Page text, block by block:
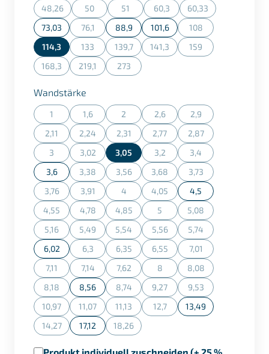
48,26
(Diese Option ist zurzeit nicht verfügbar.)
50
(Diese Option ist zurzeit nicht verfügbar.)
51
(Diese Option ist zurzeit nicht verfügbar.)
60,3
(Diese Option ist zurzeit nicht
60,33
(Diese Option ist
73,03 76,1
(Diese Option ist zurzeit nicht verfügbar.)
88,9 101,6 108
(Diese Option ist
114,3 133
(Diese Option ist zurzeit nicht verfügbar.)
139,7
(Diese Option ist zurzeit nicht verfügbar.)
141,3
(Diese Option ist zurzeit nicht
159
(Diese Option ist
168,3
(Diese Option ist zurzeit nicht verfügbar.)
219,1
(Diese Option ist zurzeit nicht verfügbar.)
273
(Diese Option ist zurzeit nicht verfügbar.)
Wandstärke
1
(Diese Option ist zurzeit nicht verfügbar.)
1,6
(Diese Option ist zurzeit nicht verfügbar.)
2
(Diese Option ist zurzeit nicht verfügbar.)
2,6
(Diese Option ist zurzeit nicht
2,9
(Diese Option ist
2,11
(Diese Option ist zurzeit nicht verfügbar.)
2,24
(Diese Option ist zurzeit nicht verfügbar.)
2,31
(Diese Option ist zurzeit nicht verfügbar.)
2,77
(Diese Option ist zurzeit nicht
2,87
(Diese Option ist
3
(Diese Option ist zurzeit nicht verfügbar.)
3,02
(Diese Option ist zurzeit nicht verfügbar.)
3,05 3,2
(Diese Option ist zurzeit nicht
3,4
(Diese Option ist
3,6 3,38
(Diese Option ist zurzeit nicht verfügbar.)
3,56
(Diese Option ist zurzeit nicht verfügbar.)
3,68
(Diese Option ist zurzeit nicht
3,73
(Diese Option ist
3,76
(Diese Option ist zurzeit nicht verfügbar.)
3,91
(Diese Option ist zurzeit nicht verfügbar.)
4
(Diese Option ist zurzeit nicht verfügbar.)
4,05
(Diese Option ist zurzeit nicht
4,5
4,55
(Diese Option ist zurzeit nicht verfügbar.)
4,78
(Diese Option ist zurzeit nicht verfügbar.)
4,85
(Diese Option ist zurzeit nicht verfügbar.)
5
(Diese Option ist zurzeit nicht
5,08
(Diese Option ist
5,16
(Diese Option ist zurzeit nicht verfügbar.)
5,49
(Diese Option ist zurzeit nicht verfügbar.)
5,54
(Diese Option ist zurzeit nicht verfügbar.)
5,56
(Diese Option ist zurzeit nicht
5,74
(Diese Option ist
6,02 6,3
(Diese Option ist zurzeit nicht verfügbar.)
6,35
(Diese Option ist zurzeit nicht verfügbar.)
6,55
(Diese Option ist zurzeit nicht
7,01
(Diese Option ist
7,11
(Diese Option ist zurzeit nicht verfügbar.)
7,14
(Diese Option ist zurzeit nicht verfügbar.)
7,62
(Diese Option ist zurzeit nicht verfügbar.)
8
(Diese Option ist zurzeit nicht
8,08
(Diese Option ist
8,18
(Diese Option ist zurzeit nicht verfügbar.)
8,56 8,74
(Diese Option ist zurzeit nicht verfügbar.)
9,27
(Diese Option ist zurzeit nicht
9,53
(Diese Option ist
10,97
(Diese Option ist zurzeit nicht verfügbar.)
11,07
(Diese Option ist zurzeit nicht verfügbar.)
11,13
(Diese Option ist zurzeit nicht verfügbar.)
12,7
(Diese Option ist zurzeit nicht
13,49
14,27
(Diese Option ist zurzeit nicht verfügbar.)
17,12 18,26
(Diese Option ist zurzeit nicht verfügbar.)